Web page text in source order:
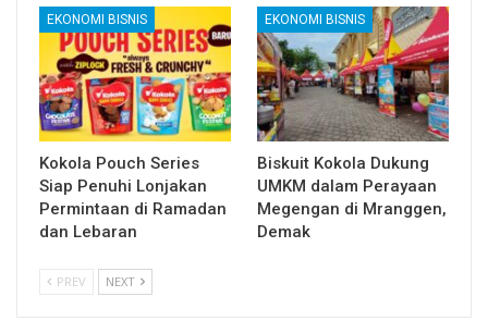
EKONOMI BISNIS
Kokola Pouch Series
Siap Penuhi Lonjakan
Permintaan di Ramadan
dan Lebaran
EKONOMI BISNIS
Biskuit Kokola Dukung
UMKM dalam Perayaan
Megengan di Mranggen,
Demak
PREV NEXT